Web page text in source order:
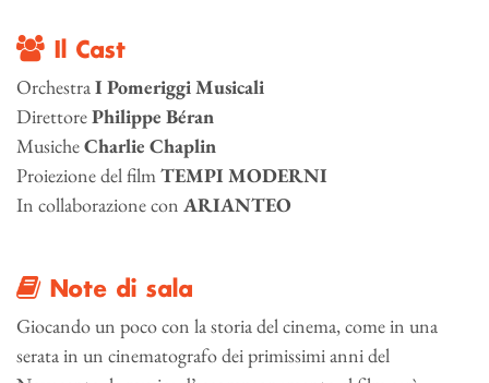
Il Cast
OrchestraI Pomeriggi Musicali
DirettorePhilippe Béran
MusicheCharlie Chaplin
Proiezione del filmTEMPI MODERNI
In collaborazione con ARIANTEO
Note di sala
Giocando un poco con la storia del cinema, come in una
serata in un cinematografo dei primissimi anni del